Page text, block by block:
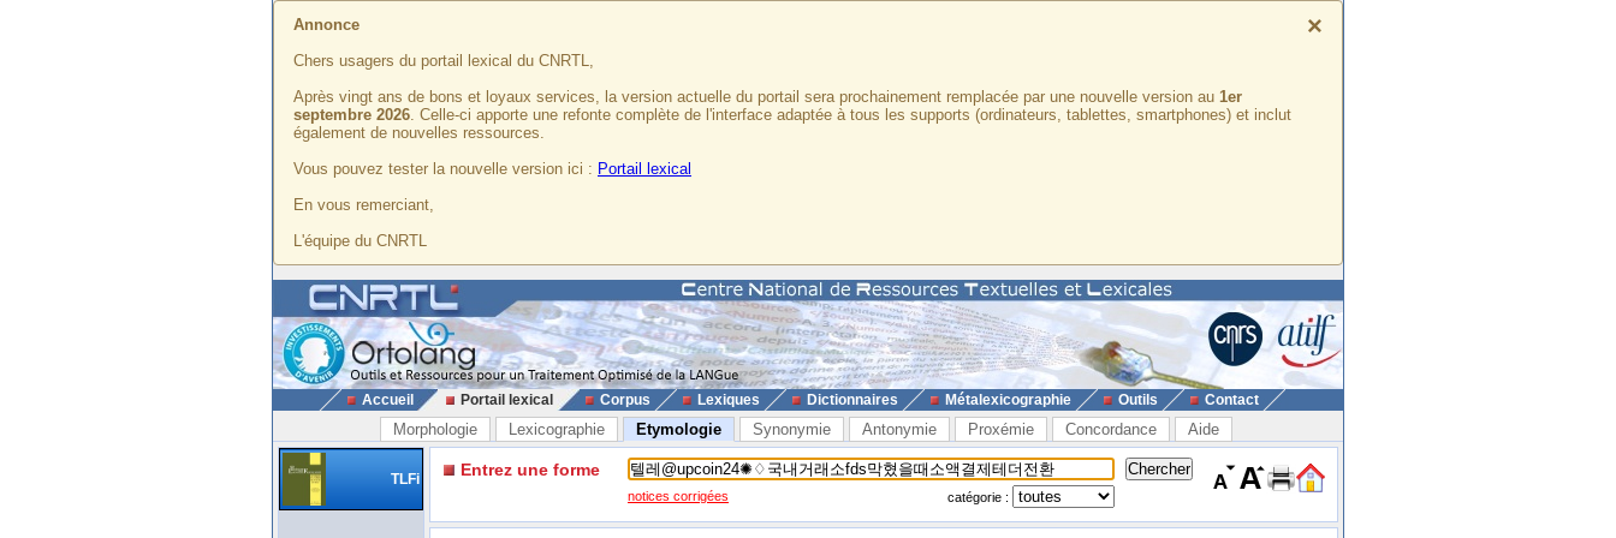
×
Annonce
Chers usagers du portail lexical du CNRTL,
Après vingt ans de bons et loyaux services, la version actuelle du portail sera prochainement remplacée par une nouvelle version au 1er
septembre 2026. Celle-ci apporte une refonte complète de l'interface adaptée à tous les supports (ordinateurs, tablettes, smartphones) et inclut
également de nouvelles ressources.
Vous pouvez tester la nouvelle version ici : Portail lexical
En vous remerciant,
L'équipe du CNRTL
Accueil Portail lexical Corpus Lexiques Dictionnaires Métalexicographie Outils Contact
Morphologie Lexicographie Etymologie Synonymie Antonymie Proxémie Concordance Aide
TLFi Entrez une forme
notices corrigées catégorie :